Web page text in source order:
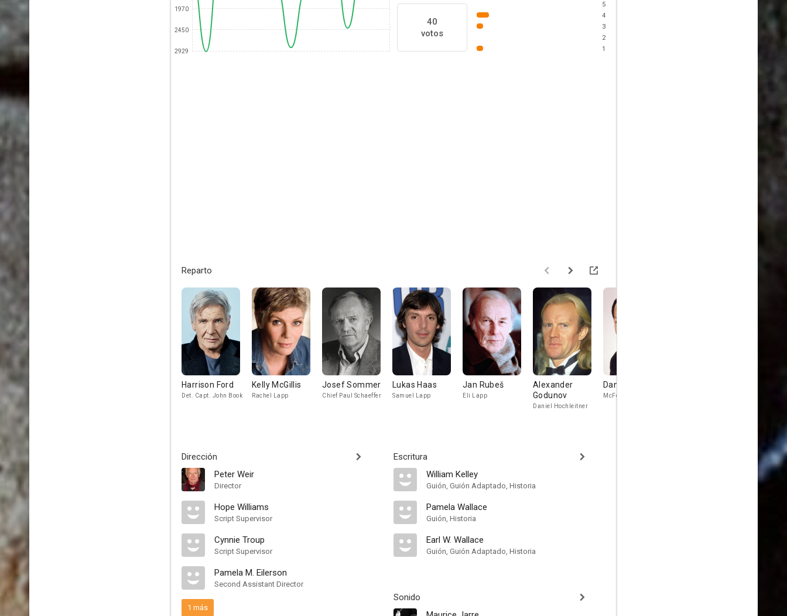
1970
2450
2929
40
votos
5
4
3
2
1
Reparto
Harrison Ford
Det. Capt. John Book
Kelly McGillis
Rachel Lapp
Josef Sommer
Chief Paul Schaeffer
Lukas Haas
Samuel Lapp
Jan Rubeš
Eli Lapp
Alexander
Godunov
Daniel Hochleitner
Danny Glover
McFee
Dirección
Peter Weir
Director
Hope Williams
Script Supervisor
Cynnie Troup
Script Supervisor
Pamela M. Eilerson
Second Assistant Director
1 más
Escritura
William Kelley
Guión, Guión Adaptado, Historia
Pamela Wallace
Guión, Historia
Earl W. Wallace
Guión, Guión Adaptado, Historia
Sonido